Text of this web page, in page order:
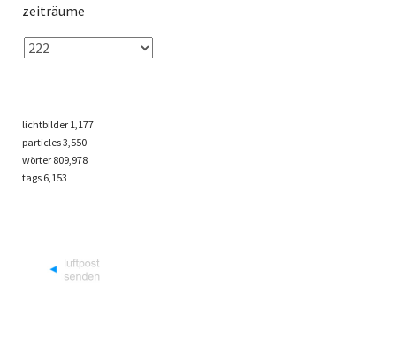
zeiträume
lichtbilder 1,177
particles3,550
wörter 809,978
tags 6,153